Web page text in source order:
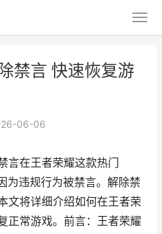
禁言 快速恢复游
06-06
言在王者荣耀这款热门
为违规行为被禁言。解除禁
文将详细介绍如何在王者荣
正常游戏。前言：王者荣耀